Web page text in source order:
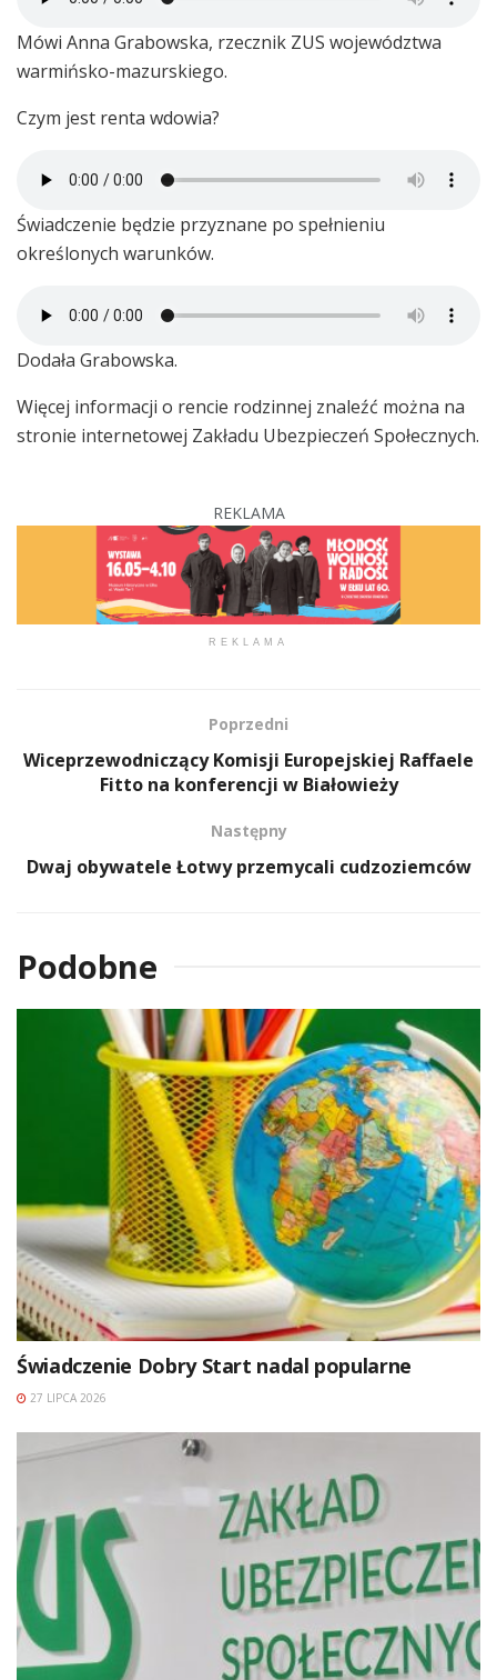
Mówi Anna Grabowska, rzecznik ZUS województwa
warmińsko-mazurskiego.
Czym jest renta wdowia?
Świadczenie będzie przyznane po spełnieniu
określonych warunków.
Dodała Grabowska.
Więcej informacji o rencie rodzinnej znaleźć można na
stronie internetowej Zakładu Ubezpieczeń Społecznych.
REKLAMA
REKLAMA
Poprzedni
Wiceprzewodniczący Komisji Europejskiej Raffaele
Fitto na konferencji w Białowieży
Następny
Dwaj obywatele Łotwy przemycali cudzoziemców
Podobne
Świadczenie Dobry Start nadal popularne
27 LIPCA 2026